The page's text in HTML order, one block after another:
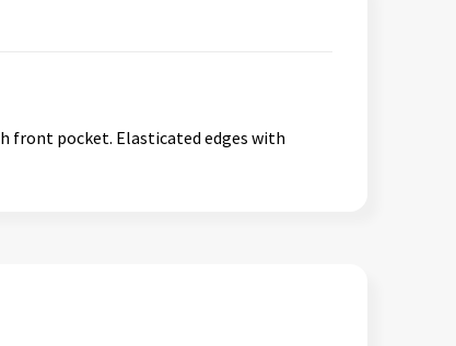
front pocket. Elasticated edges with